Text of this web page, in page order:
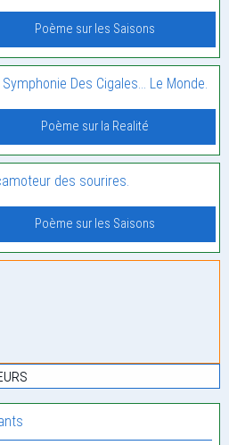
Poème sur les Saisons
Symphonie Des Cigales… Le Monde.
Poème sur la Realité
des sourires.
Poème sur les Saisons